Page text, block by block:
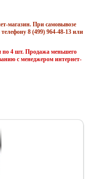
магазин. При самовывозе
8 (499) 964-48-13 или
по 4 шт. Продажа меньшего
с менеджером интернет-